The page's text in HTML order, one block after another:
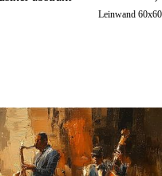
Leinwand 60x60